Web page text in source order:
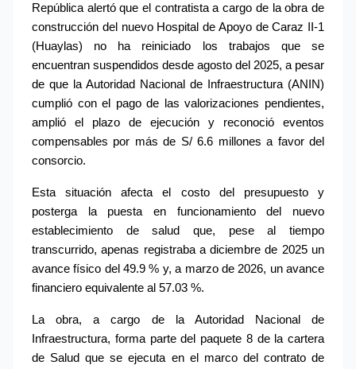
República alertó que el contratista a cargo de la obra de
construcción del nuevo Hospital de Apoyo de Caraz II-1
(Huaylas) no ha reiniciado los trabajos que se
encuentran suspendidos desde agosto del 2025, a pesar
de que la Autoridad Nacional de Infraestructura (ANIN)
cumplió con el pago de las valorizaciones pendientes,
amplió el plazo de ejecución y reconoció eventos
compensables por más de S/ 6.6 millones a favor del
consorcio.
Esta situación afecta el costo del presupuesto y
posterga la puesta en funcionamiento del nuevo
establecimiento de salud que, pese al tiempo
transcurrido, apenas registraba a diciembre de 2025 un
avance físico del 49.9 % y, a marzo de 2026, un avance
financiero equivalente al 57.03 %.
La obra, a cargo de la Autoridad Nacional de
Infraestructura, forma parte del paquete 8 de la cartera
de Salud que se ejecuta en el marco del contrato de